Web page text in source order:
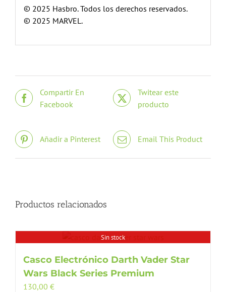
© 2025 Hasbro. Todos los derechos reservados.
© 2025 MARVEL.
Compartir En
Facebook
Twitear este
producto
Añadir a Pinterest Email This Product
Productos relacionados
Sin stock
Casco Electrónico Darth Vader Star
Wars Black Series Premium
130,00 €